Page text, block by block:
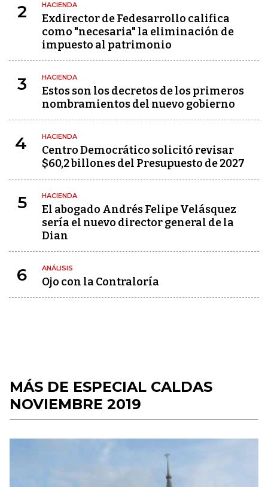
2 HACIENDA
Exdirector de Fedesarrollo califica
como "necesaria" la eliminación de
impuesto al patrimonio
3 HACIENDA
Estos son los decretos de los primeros
nombramientos del nuevo gobierno
4 HACIENDA
Centro Democrático solicitó revisar
$60,2 billones del Presupuesto de 2027
5 HACIENDA
El abogado Andrés Felipe Velásquez
sería el nuevo director general de la
Dian
6 ANÁLISIS
Ojo con la Contraloría
MÁS DE ESPECIAL CALDAS
NOVIEMBRE 2019